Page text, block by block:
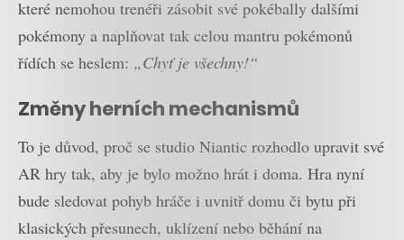
které nemohou trenéři zásobit své pokébally dalšími
pokémony a naplňovat tak celou mantru pokémonů
řídích se heslem: „Chyť je všechny!“
Změny herních mechanismů
To je důvod, proč se studio Niantic rozhodlo upravit své
AR hry tak, aby je bylo možno hrát i doma. Hra nyní
bude sledovat pohyb hráče i uvnitř domu či bytu při
klasických přesunech, uklízení nebo běhání na